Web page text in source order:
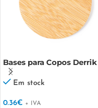
Bases para Copos Derrik
Em stock
0.36€ + IVA